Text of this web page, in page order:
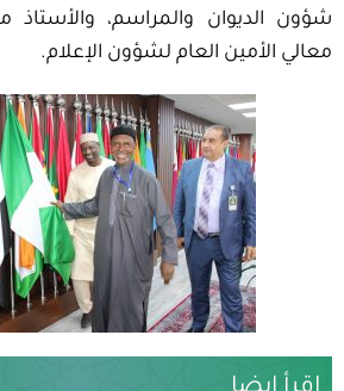
شؤون الديوان والمراسم، والأستاذ
معالي الأمين العام لشؤون الإعلام.